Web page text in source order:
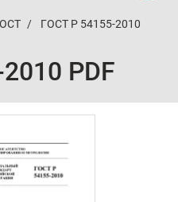
ГОСТ Р 54155-2010
PDF